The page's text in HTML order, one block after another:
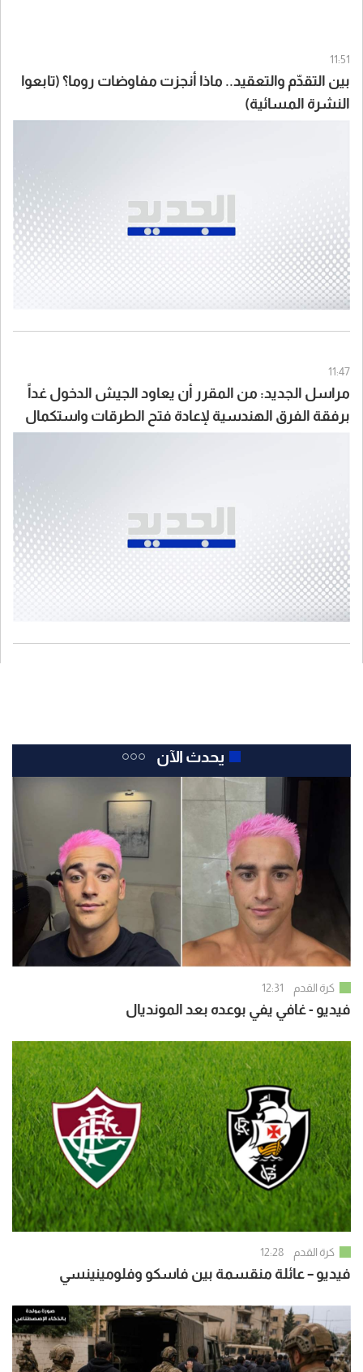
11:51
بين التقدّم والتعقيد.. ماذا أنجزت مفاوضات روما؟ (تابعوا
النشرة المسائية)
11:47
مراسل الجديد: من المقرر أن يعاود الجيش الدخول غداً
برفقة الفرق الهندسية لإعادة فتح الطرقات واستكمال
يحدث الآن
كرة القدم 12:31
فيديو - غافي يفي بوعده بعد المونديال
كرة القدم 12:28
فيديو – عائلة منقسمة بين فاسكو وفلومينينسي